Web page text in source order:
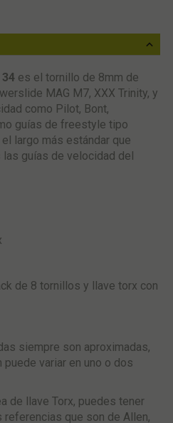
es el tornillo de 8mm de
MAG M7, XXX Trinity, y
como Pilot, Bont,
guías de freestyle tipo
largo más estándar que
guías de velocidad del
de 8 tornillos y llave torx con
siempre son aproximadas,
variar en uno o dos
de llave Torx, puedes tener
referencias que son de Allen,